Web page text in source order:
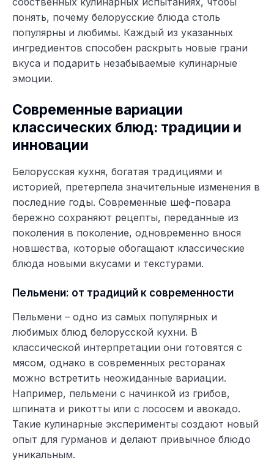
понять, почему белорусские блюда столь
популярны и любимы. Каждый из указанных
ингредиентов способен раскрыть новые грани
вкуса и подарить незабываемые кулинарные
эмоции.
Современные вариации
классических блюд: традиции и
инновации
Белорусская кухня, богатая традициями и
историей, претерпела значительные изменения в
последние годы. Современные шеф-повара
бережно сохраняют рецепты, переданные из
поколения в поколение, одновременно внося
новшества, которые обогащают классические
блюда новыми вкусами и текстурами.
Пельмени: от традиций к современности
Пельмени – одно из самых популярных и
любимых блюд белорусской кухни. В
классической интерпретации они готовятся с
мясом, однако в современных ресторанах
можно встретить неожиданные вариации.
Например, пельмени с начинкой из грибов,
шпината и рикотты или с лососем и авокадо.
Такие кулинарные эксперименты создают новый
опыт для гурманов и делают привычное блюдо
уникальным.